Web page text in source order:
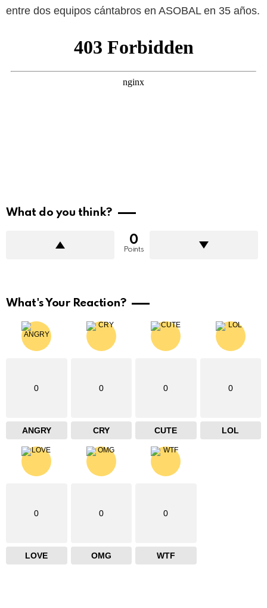
entre dos equipos cántabros en ASOBAL en 35 años.
What do you think?
0
Points
What's Your Reaction?
0
ANGRY
0
CRY
0
CUTE
0
LOL
0
LOVE
0
OMG
0
WTF